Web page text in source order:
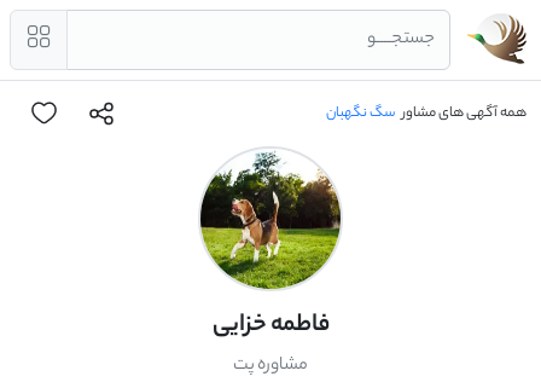
جستجــــو
همه آگهی های مشاور سگ نگهبان
فاطمه خزایی
مشاوره پت